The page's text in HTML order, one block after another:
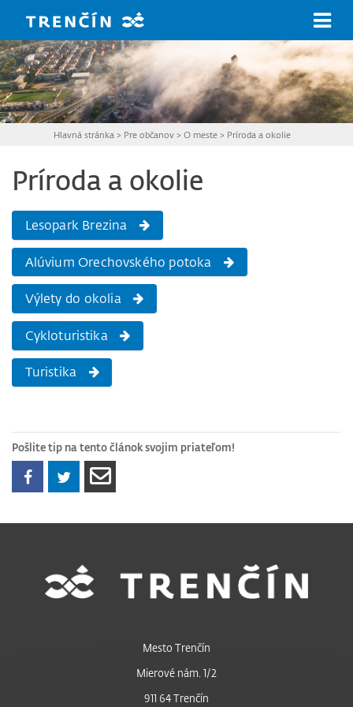
Hlavná stránka > Pre občanov> O meste> Príroda a okolie
Príroda a okolie
Lesopark Brezina
Alúvium Orechovského potoka
Výlety do okolia
Cykloturistika
Turistika
Pošlite tip na tento článok svojim priateľom!
Mesto Trenčín
Mierové nám. 1/2
911 64 Trenčín